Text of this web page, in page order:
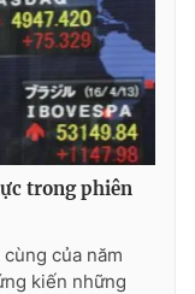
trong phiên
của năm
kiến những